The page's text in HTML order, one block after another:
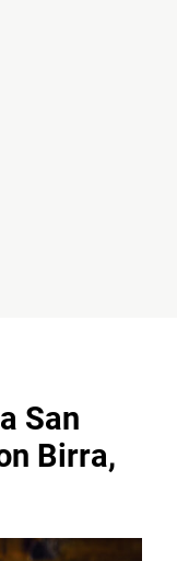
San
Birra,